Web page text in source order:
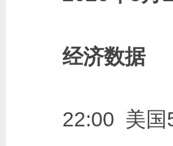
经济数据
22:00 美国5